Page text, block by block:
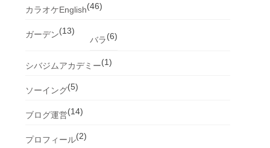
カラオケEnglish(46)
ガーデン(13)
バラ(6)
シバジムアカデミー(1)
ソーイング(5)
ブログ運営(14)
プロフィール(2)